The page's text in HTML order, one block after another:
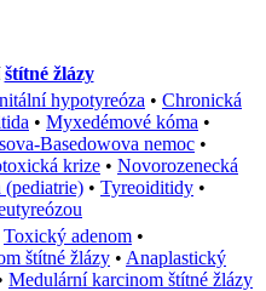
štítné žlázy
hypotyreóza • Chronická
• Myxedémové kóma •
Basedowova nemoc •
krize • Novorozenecká
(pediatrie) • Tyreoiditidy •
Toxický adenom •
štítné žlázy • Anaplastický
Medulární karcinom štítné žlázy